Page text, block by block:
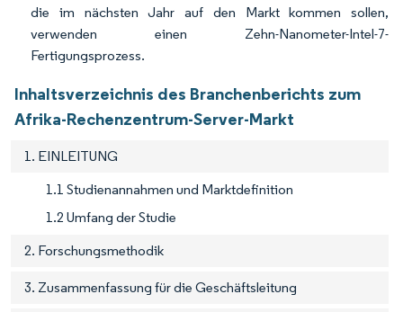
die im nächsten Jahr auf den Markt kommen sollen,
verwenden einen Zehn-Nanometer-Intel-7-
Fertigungsprozess.
Inhaltsverzeichnis des Branchenberichts zum
Afrika-Rechenzentrum-Server-Markt
1. EINLEITUNG
1.1 Studienannahmen und Marktdefinition
1.2 Umfang der Studie
2. Forschungsmethodik
3. Zusammenfassung für die Geschäftsleitung